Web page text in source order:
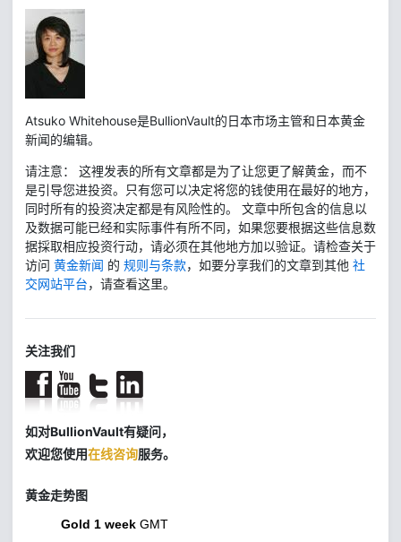
Atsuko Whitehouse是BullionVault的日本市场主管和日本黄金
新闻的编辑。
请注意： 这裡发表的所有文章都是为了让您更了解黄金，而不
是引导您进投资。只有您可以决定将您的钱使用在最好的地方，
同时所有的投资决定都是有风险性的。 文章中所包含的信息以
及数据可能已经和实际事件有所不同，如果您要根据这些信息数
据採取相应投资行动，请必须在其他地方加以验证。请检查关于
访问 黄金新闻 的 规则与条款，如要分享我们的文章到其他 社
交网站平台，请查看这里。
关注我们
如对BullionVault有疑问，
欢迎您使用在线咨询服务。
黄金走势图
Gold 1 week GMT